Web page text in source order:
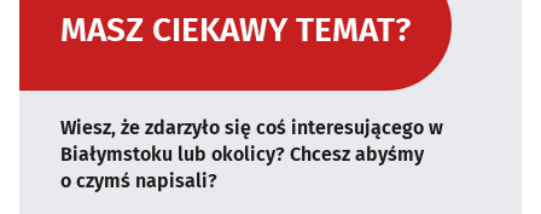
MASZ CIEKAWY TEMAT?
Wiesz, że zdarzyło się coś interesującego w
Białymstoku lub okolicy? Chcesz abyśmy
o czymś napisali?